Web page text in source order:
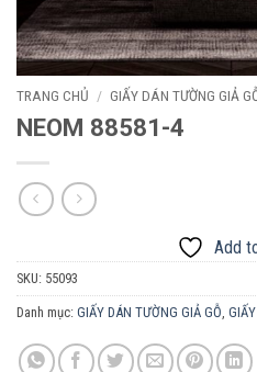
TRANG CHỦ / GIẤY DÁN TƯỜNG GIẢ
NEOM 88581-4
Add
SKU: 55093
Danh mục: GIẤY DÁN TƯỜNG GIẢ GỖ,